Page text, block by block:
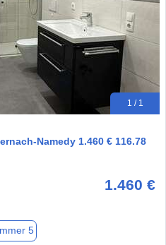
1 / 1
Namedy 1.460 € 116.78
1.460 €
5